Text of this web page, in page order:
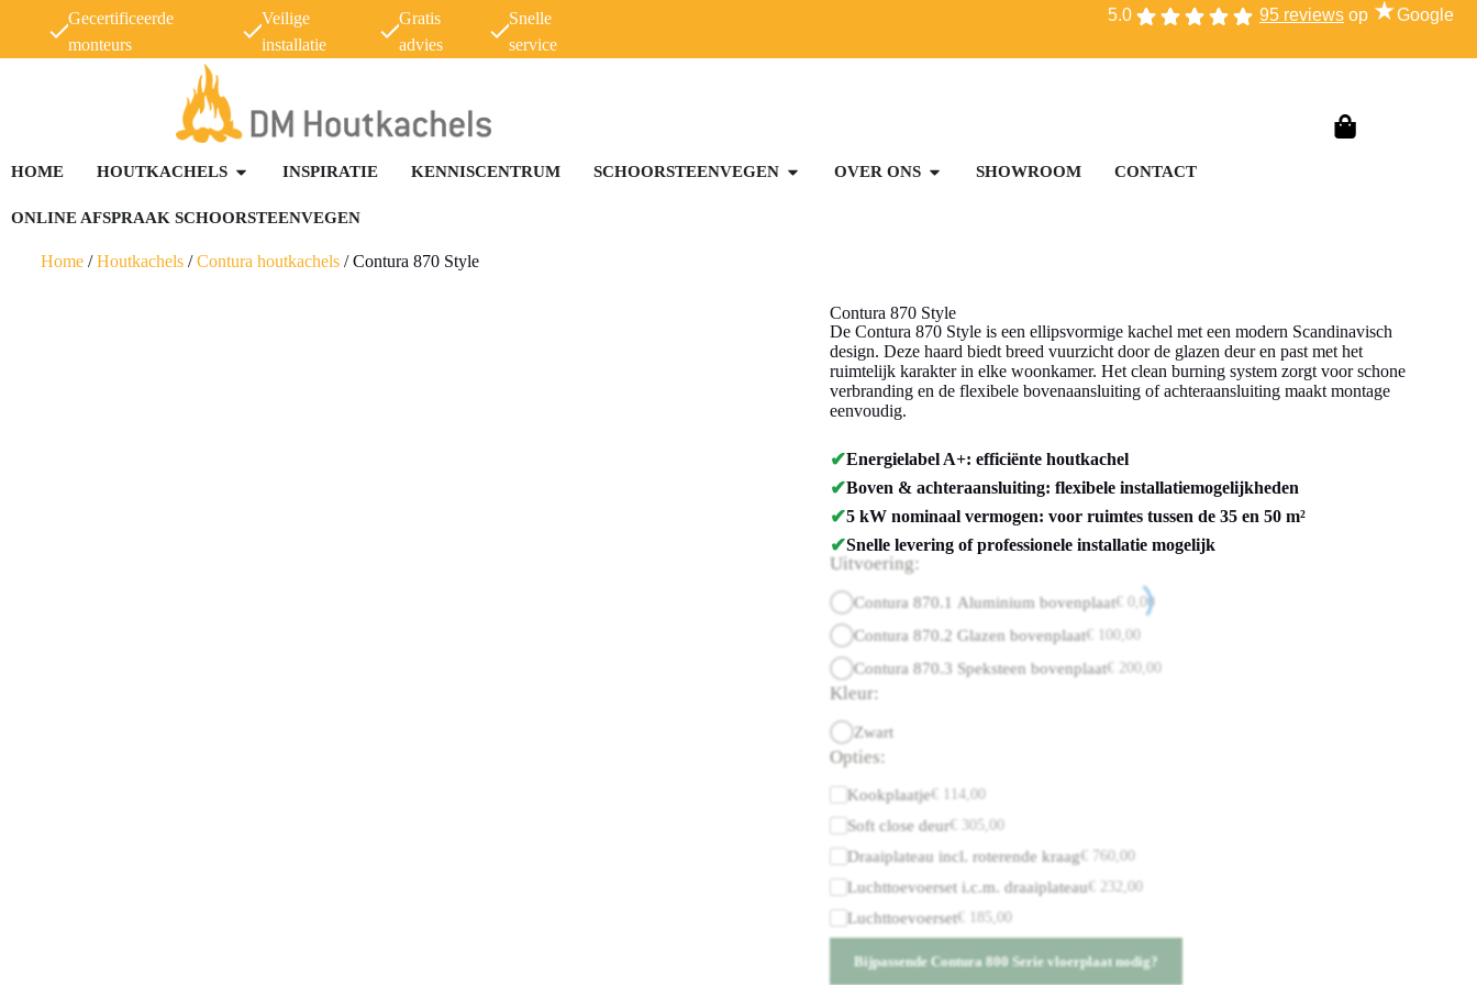
Gecertificeerde
monteurs
Veilige
installatie
Gratis
advies
Snelle
service
5.0 95 reviews op ★Google
HOME HOUTKACHELS INSPIRATIE KENNISCENTRUM SCHOORSTEENVEGEN OVER ONS SHOWROOM CONTACT
ONLINE AFSPRAAK SCHOORSTEENVEGEN
Home /Houtkachels /Contura houtkachels /Contura 870 Style
Contura 870 Style
De Contura 870 Style is een ellipsvormige kachel met een modern Scandinavisch
design. Deze haard biedt breed vuurzicht door de glazen deur en past met het
ruimtelijk karakter in elke woonkamer. Het clean burning system zorgt voor schone
verbranding en de flexibele bovenaansluiting of achteraansluiting maakt montage
eenvoudig.
✔Energielabel A+: efficiënte houtkachel
✔Boven & achteraansluiting: flexibele installatiemogelijkheden
✔5 kW nominaal vermogen: voor ruimtes tussen de 35 en 50 m²
✔Snelle levering of professionele installatie mogelijk
Uitvoering:
Contura 870.1 Aluminium bovenplaat€ 0,00
Contura 870.2 Glazen bovenplaat€ 100,00
Contura 870.3 Speksteen bovenplaat€ 200,00
Kleur:
Zwart
Opties:
Kookplaatje€ 114,00
Soft close deur€ 305,00
Draaiplateau incl. roterende kraag€ 760,00
Luchttoevoerset i.c.m. draaiplateau€ 232,00
Luchttoevoerset€ 185,00
Bijpassende Contura 800 Serie vloerplaat nodig?